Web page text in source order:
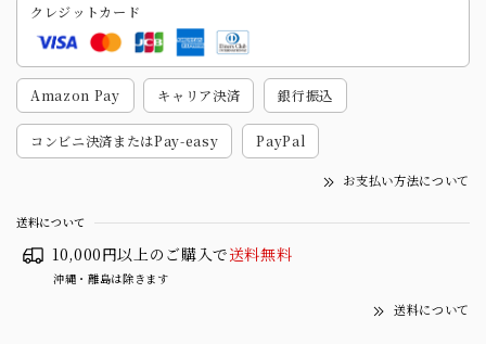
クレジットカード
Amazon Pay キャリア決済 銀行振込
コンビニ決済またはPay-easy PayPal
お支払い方法について
送料について
10,000円以上のご購入で送料無料
沖縄・離島は除きます
送料について